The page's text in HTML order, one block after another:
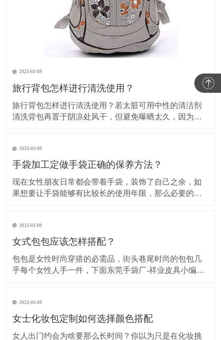
2023-03-09
旅行背包怎样进行清洗使用？
旅行背包怎样进行清洗使用？若太脏可用中性的清洁剂
清洗背包再置于阴凉处风干，但避免曝晒太久，因为紫
垫的针具须缝牢，尼龙线可用火烤断。具体方法如下： ​
旅行背包 1、用小刷子把浮土刷干净，适用于只有浮
2023-03-09
手袋加工定做手袋正确的保养方法？
现在女性朋友日常都会带着手袋，装饰了自己之余，如
果想要让手袋能够有比较长的使用年限，那么必要的护
擦拭手袋的表面，这样可以防止灰尘聚集，如果长时间
不使用的话，可以在手袋里面塞入报纸，防止出
2023-03-09
女式包包应该怎样搭配？
包包是女性时尚穿搭的必需品，街头巷尾时尚的包包几
乎每个女性人手一件，下面东莞手袋厂-祥业皮具小编大
这款帆布共和国的帆布双肩包做例：鲜明的色彩对接很
有个性，时尚的造型搭配普通的牛仔长衫，打底裤就
2023-03-09
女士化妆包定制如何选择颜色搭配
女人出门约会为啥要那么长时间？你以为只是在化妆挑